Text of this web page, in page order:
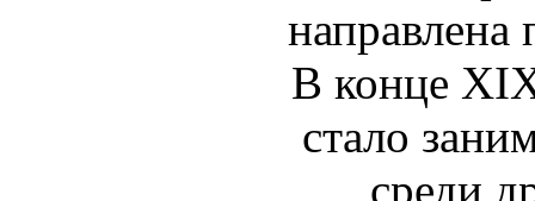
направлена
В конце XIX
стало
среди